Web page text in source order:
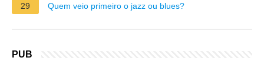
29
Quem veio primeiro o jazz ou blues?
PUB